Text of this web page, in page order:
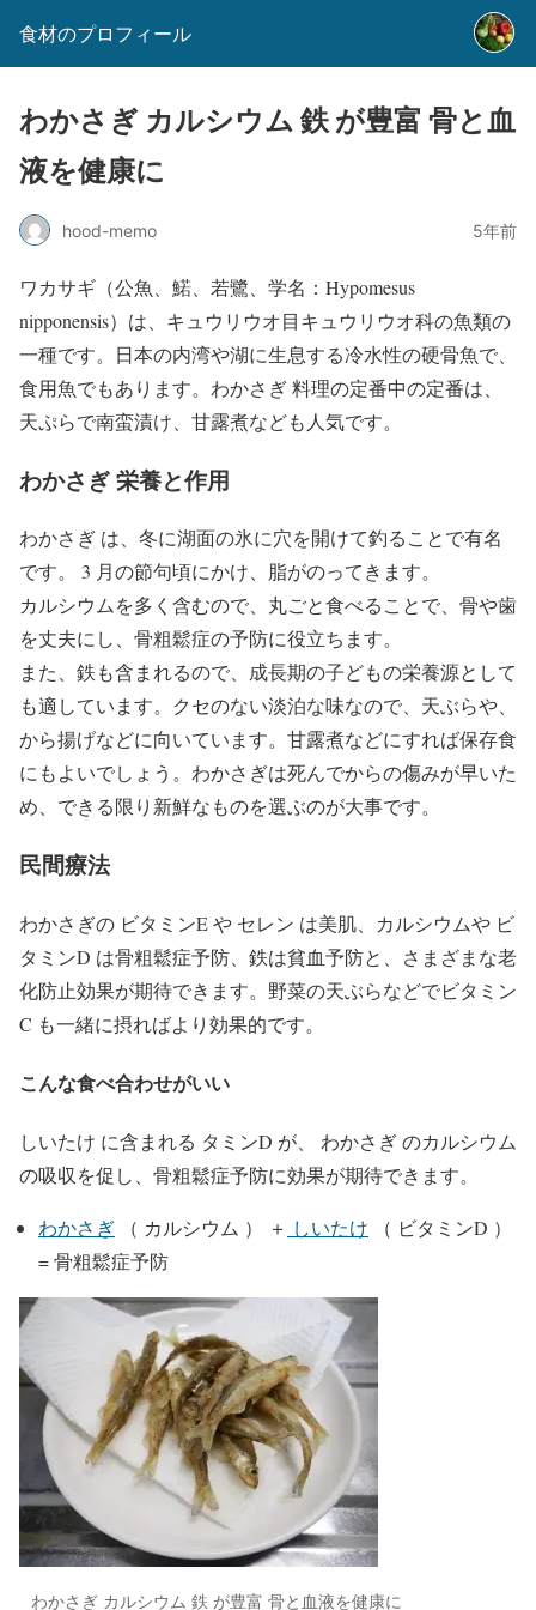
食材のプロフィール
わかさぎ カルシウム 鉄 が豊富 骨と血
液を健康に
hood-memo 5年前
ワカサギ（公魚、鰙、若鷺、学名：Hypomesus
nipponensis）は、キュウリウオ目キュウリウオ科の魚類の
一種です。日本の内湾や湖に生息する冷水性の硬骨魚で、​
食用魚でもあります。わかさぎ 料理の定番中の定番は、
天ぷらで南蛮漬け、​甘露煮なども人気です。
わかさぎ 栄養と作用
わかさぎ は、冬に湖面の氷に穴を開けて釣ることで有名
です。 3 月の節句頃にかけ、脂がのってきます。
カルシウムを多く含むので、丸ごと食べることで、骨や歯
を丈夫にし、骨粗鬆症の予防に役立ちます。
また、鉄も含まれるので、成長期の子どもの栄養源として
も適しています。クセのない淡泊な味なので、天ぶらや、
から揚げなどに向いています。甘露煮などにすれば保存食
にもよいでしょう。わかさぎは死んでからの傷みが早いた
め、できる限り新鮮なものを選ぶのが大事です。
民間療法
わかさぎの ビタミンE や セレン は美肌、カルシウムや ビ
タミンD は骨粗鬆症予防、鉄は貧血予防と、さまざまな老
化防止効果が期待できます。野菜の天ぶらなどでビタミン
C も一緒に摂ればより効果的です。
こんな食べ合わせがいい
しいたけ に含まれる タミンD が、 わかさぎ のカルシウム
の吸収を促し、骨粗鬆症予防に効果が期待できます。
わかさぎ （ カルシウム ） ＋ しいたけ （ ビタミンD ）
= 骨粗鬆症予防
わかさぎ カルシウム 鉄 が豊富 骨と血液を健康に